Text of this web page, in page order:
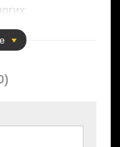
– раскрытие
его
далеко. Ведь
)